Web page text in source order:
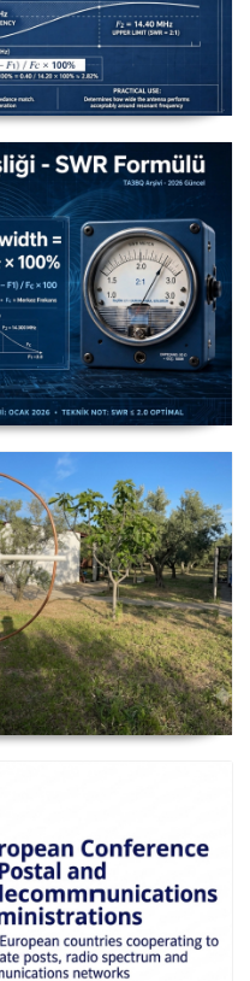
Yagi-Uda’ya Anten
Hesaplama Formülü -
Loop Antenna)